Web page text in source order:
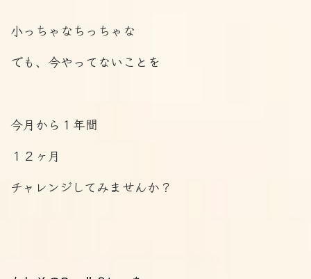
小っちゃなちっちゃな
でも、今やってないことを
今月から１年間
１２ヶ月
チャレンジしてみませんか？